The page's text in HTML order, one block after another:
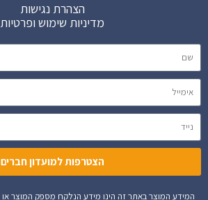
הצהרת נגישות
מדיניות שימוש ופרטיות
הצטרפות למועדון חברים